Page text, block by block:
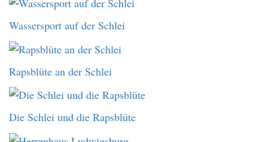
Wassersport auf der Schlei
Rapsblüte an der Schlei
Die Schlei und die Rapsblüte